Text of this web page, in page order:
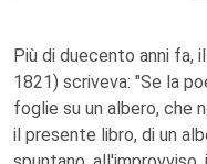
Più di duecento anni fa,
1821) scriveva: "Se la
foglie su un albero, che
il presente libro, di un